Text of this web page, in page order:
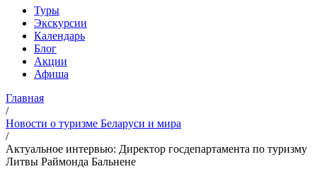
Туры
Экскурсии
Календарь
Блог
Акции
Афиша
Главная
/
Новости о туризме Беларуси и мира
/
Актуальное интервью: Директор госдепартамента по туризму
Литвы Раймонда Бальнене